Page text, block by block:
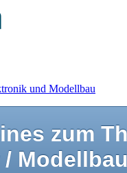
und Modellbau
zum
Modellbau